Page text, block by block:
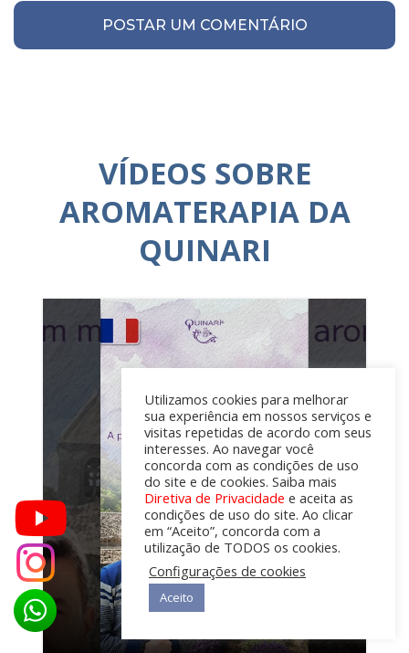
VÍDEOS SOBRE
AROMATERAPIA DA
QUINARI
Utilizamos cookies para melhorar
sua experiência em nossos serviços e
visitas repetidas de acordo com seus
interesses. Ao navegar você
concorda com as condições de uso
do site e de cookies. Saiba mais
Diretiva de Privacidade e aceita as
condições de uso do site. Ao clicar
em “Aceito”, concorda com a
utilização de TODOS os cookies.
Configurações de cookies
Aceito